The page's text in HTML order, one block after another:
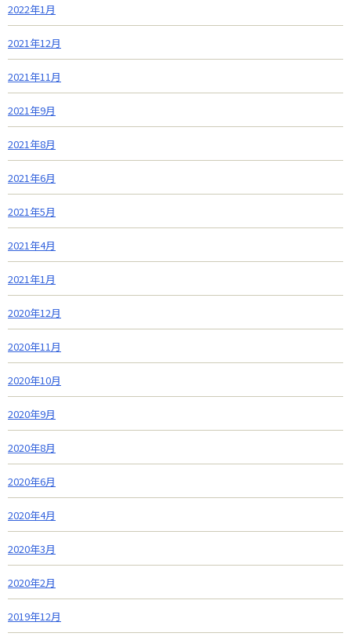
2022年1月
2021年12月
2021年11月
2021年9月
2021年8月
2021年6月
2021年5月
2021年4月
2021年1月
2020年12月
2020年11月
2020年10月
2020年9月
2020年8月
2020年6月
2020年4月
2020年3月
2020年2月
2019年12月